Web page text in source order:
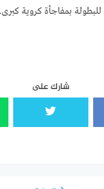
للبطولة بمفاجأة كروية كبرى.
شارك على